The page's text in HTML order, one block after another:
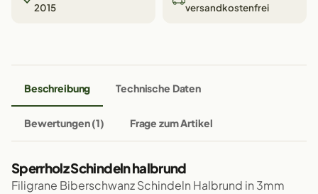
2015
versandkostenfrei
Beschreibung Technische Daten
Bewertungen (1) Frage zum Artikel
Sperrholz Schindeln halbrund
Filigrane Biberschwanz Schindeln Halbrund in 3mm